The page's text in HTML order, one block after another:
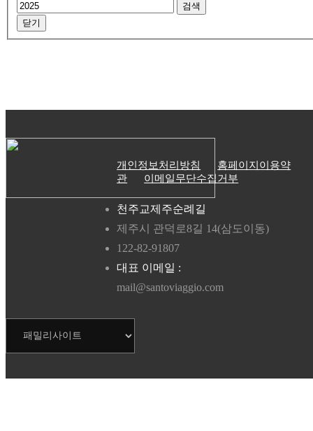
검색
닫기
개인정보처리방침
홈페이지이용약
관
이메일무단수집거부
천주교제주순례길
제주시 관덕로8길 14(삼도이동)
122-82-91807
대표 이메일 :
mail@santoviaggio.com